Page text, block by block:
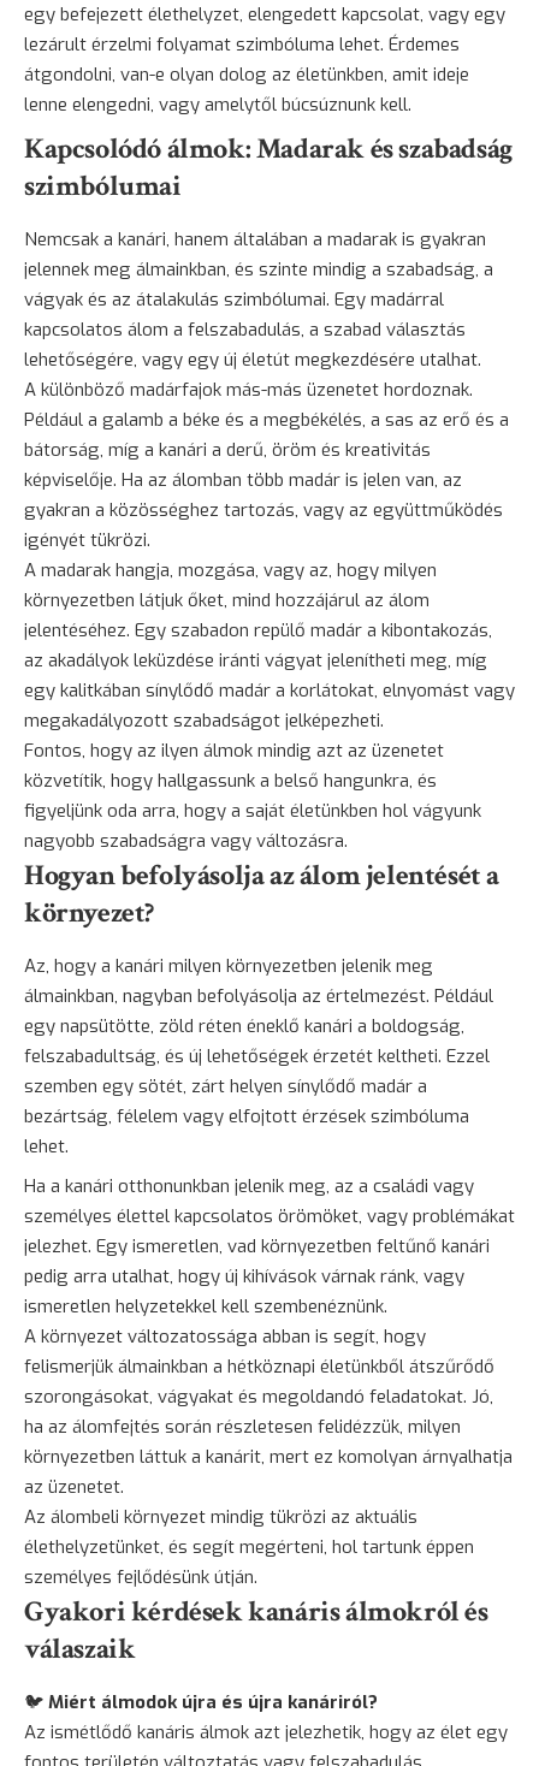
egy befejezett élethelyzet, elengedett kapcsolat, vagy egy
lezárult érzelmi folyamat szimbóluma lehet. Érdemes
átgondolni, van-e olyan dolog az életünkben, amit ideje
lenne elengedni, vagy amelytől búcsúznunk kell.
Kapcsolódó álmok: Madarak és szabadság
szimbólumai
Nemcsak a kanári, hanem általában a madarak is gyakran
jelennek meg álmainkban, és szinte mindig a szabadság, a
vágyak és az átalakulás szimbólumai. Egy madárral
kapcsolatos álom a felszabadulás, a szabad választás
lehetőségére, vagy egy új életút megkezdésére utalhat.
A különböző madárfajok más-más üzenetet hordoznak.
Például a galamb a béke és a megbékélés, a sas az erő és a
bátorság, míg a kanári a derű, öröm és kreativitás
képviselője. Ha az álomban több madár is jelen van, az
gyakran a közösséghez tartozás, vagy az együttműködés
igényét tükrözi.
A madarak hangja, mozgása, vagy az, hogy milyen
környezetben látjuk őket, mind hozzájárul az álom
jelentéséhez. Egy szabadon repülő madár a kibontakozás,
az akadályok leküzdése iránti vágyat jelenítheti meg, míg
egy kalitkában sínylődő madár a korlátokat, elnyomást vagy
megakadályozott szabadságot jelképezheti.
Fontos, hogy az ilyen álmok mindig azt az üzenetet
közvetítik, hogy hallgassunk a belső hangunkra, és
figyeljünk oda arra, hogy a saját életünkben hol vágyunk
nagyobb szabadságra vagy változásra.
Hogyan befolyásolja az álom jelentését a
környezet?
Az, hogy a kanári milyen környezetben jelenik meg
álmainkban, nagyban befolyásolja az értelmezést. Például
egy napsütötte, zöld réten éneklő kanári a boldogság,
felszabadultság, és új lehetőségek érzetét keltheti. Ezzel
szemben egy sötét, zárt helyen sínylődő madár a
bezártság, félelem vagy elfojtott érzések szimbóluma
lehet.
Ha a kanári otthonunkban jelenik meg, az a családi vagy
személyes élettel kapcsolatos örömöket, vagy problémákat
jelezhet. Egy ismeretlen, vad környezetben feltűnő kanári
pedig arra utalhat, hogy új kihívások várnak ránk, vagy
ismeretlen helyzetekkel kell szembenéznünk.
A környezet változatossága abban is segít, hogy
felismerjük álmainkban a hétköznapi életünkből átszűrődő
szorongásokat, vágyakat és megoldandó feladatokat. Jó,
ha az álomfejtés során részletesen felidézzük, milyen
környezetben láttuk a kanárit, mert ez komolyan árnyalhatja
az üzenetet.
Az álombeli környezet mindig tükrözi az aktuális
élethelyzetünket, és segít megérteni, hol tartunk éppen
személyes fejlődésünk útján.
Gyakori kérdések kanáris álmokról és
válaszaik
🐦 Miért álmodok újra és újra kanáriról?
Az ismétlődő kanáris álmok azt jelezhetik, hogy az élet egy